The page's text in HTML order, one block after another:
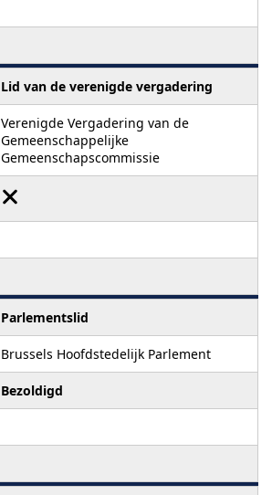
Lid van de verenigde vergadering
Verenigde Vergadering van de
Gemeenschappelijke
Gemeenschapscommissie
Parlementslid
Brussels Hoofdstedelijk Parlement
Bezoldigd